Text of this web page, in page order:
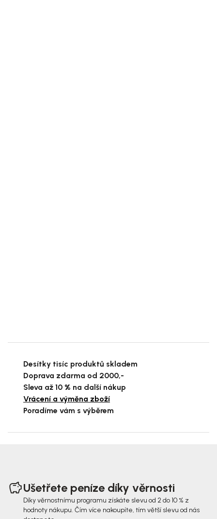
Desítky tisíc produktů skladem
Doprava zdarma od 2000,-
Sleva až 10 % na další nákup
Vrácení a výměna zboží
Poradíme vám s výběrem
Ušetřete peníze díky věrnosti
Díky věrnostnímu programu získáte slevu od 2 do 10 % z
hodnoty nákupu. Čím více nakoupíte, tím větší slevu od nás